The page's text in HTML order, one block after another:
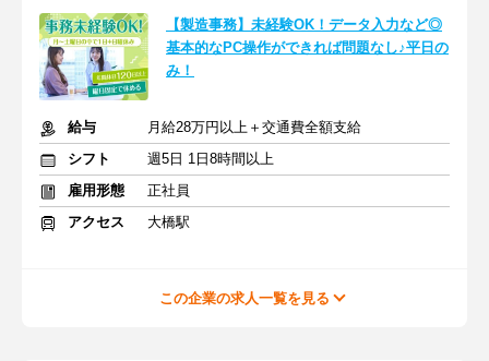
【製造事務】未経験OK！データ入力など◎
基本的なPC操作ができれば問題なし♪平日の
み！
給与
月給28万円以上＋交通費全額支給
シフト
週5日 1日8時間以上
雇用形態
正社員
アクセス
大橋駅
この企業の求人一覧を見る